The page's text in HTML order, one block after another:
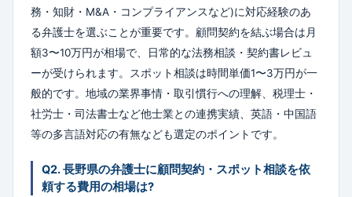
務・知財・M&A・コンプライアンスなど)に対応経験のあ
る弁護士を選ぶことが重要です。顧問契約を結ぶ場合は月
額3〜10万円が相場で、日常的な法務相談・契約書レビュ
ーが受けられます。スポット相談は時間単価1〜3万円が一
般的です。地域の業界事情・取引慣行への理解、税理士・
社労士・司法書士など他士業との連携実績、英語・中国語
等の多言語対応の有無なども選定のポイントです。
Q2. 長野県の弁護士に顧問契約・スポット相談を依
頼する費用の相場は?